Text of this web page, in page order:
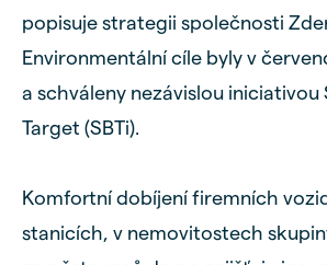
popisuje strategii společnosti
Environmentální cíle byly v
a schváleny nezávislou iniciativou
Target (SBTi).
Komfortní dobíjení firemních
stanicích, v nemovitostech